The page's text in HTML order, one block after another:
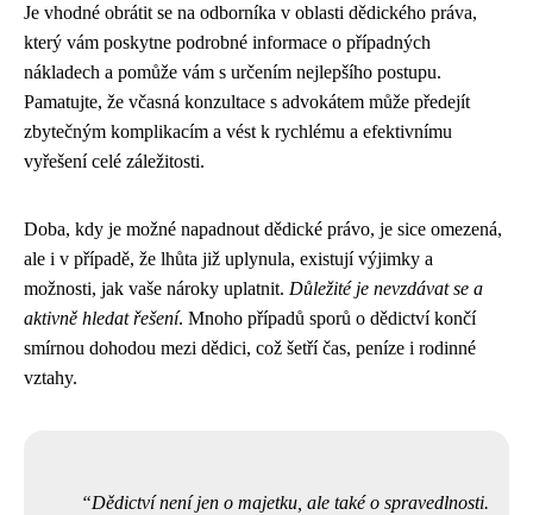
Je vhodné obrátit se na odborníka v oblasti dědického práva,
který vám poskytne podrobné informace o případných
nákladech a pomůže vám s určením nejlepšího postupu.
Pamatujte, že včasná konzultace s advokátem může předejít
zbytečným komplikacím a vést k rychlému a efektivnímu
vyřešení celé záležitosti.
Doba, kdy je možné napadnout dědické právo, je sice omezená,
ale i v případě, že lhůta již uplynula, existují výjimky a
možnosti, jak vaše nároky uplatnit. Důležité je nevzdávat se a
aktivně hledat řešení. Mnoho případů sporů o dědictví končí
smírnou dohodou mezi dědici, což šetří čas, peníze i rodinné
vztahy.
Dědictví není jen o majetku, ale také o spravedlnosti.